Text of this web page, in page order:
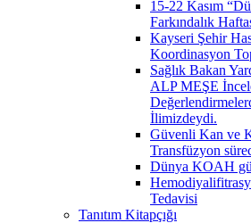
15-22 Kasım
Farkındalık
Kayseri Şehir
Koordinasyon
Sağlık Bakan
ALP MEŞE
İlimizdeydi.
Güvenli Kan ve
Transfüzyon
Dünya KOAH
Tedavisi
Tanıtım Kitapçığı